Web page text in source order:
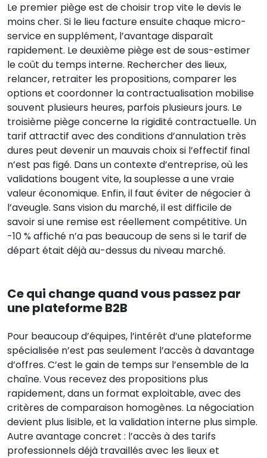
Le premier piège est de choisir trop vite le devis le
moins cher. Si le lieu facture ensuite chaque micro-
service en supplément, l’avantage disparaît
rapidement. Le deuxième piège est de sous-estimer
le coût du temps interne. Rechercher des lieux,
relancer, retraiter les propositions, comparer les
options et coordonner la contractualisation mobilise
souvent plusieurs heures, parfois plusieurs jours. Le
troisième piège concerne la rigidité contractuelle. Un
tarif attractif avec des conditions d’annulation très
dures peut devenir un mauvais choix si l’effectif final
n’est pas figé. Dans un contexte d’entreprise, où les
validations bougent vite, la souplesse a une vraie
valeur économique. Enfin, il faut éviter de négocier à
l’aveugle. Sans vision du marché, il est difficile de
savoir si une remise est réellement compétitive. Un
-10 % affiché n’a pas beaucoup de sens si le tarif de
départ était déjà au-dessus du niveau marché.
Ce qui change quand vous passez par
une plateforme B2B
Pour beaucoup d’équipes, l’intérêt d’une plateforme
spécialisée n’est pas seulement l’accès à davantage
d’offres. C’est le gain de temps sur l’ensemble de la
chaîne. Vous recevez des propositions plus
rapidement, dans un format exploitable, avec des
critères de comparaison homogènes. La négociation
devient plus lisible, et la validation interne plus simple.
Autre avantage concret : l’accès à des tarifs
professionnels déjà travaillés avec les lieux et